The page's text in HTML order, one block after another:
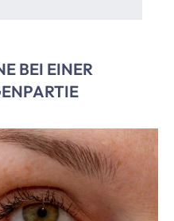
BEI EINER